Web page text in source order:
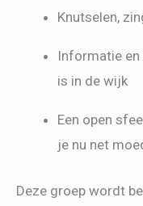
Knutselen,
Informatie
is in de wijk
Een open
je nu net
Deze groep wordt